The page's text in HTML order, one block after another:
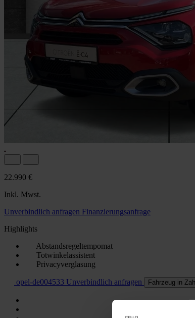
22.990 €
Inkl. Mwst.
Unverbindlich anfragen Finanzierungsanfrage
Highlights
Abstandsregeltempomat
Totwinkelassistent
Privacyverglasung
opel-de004533 Unverbindlich anfragen Fahrzeug in